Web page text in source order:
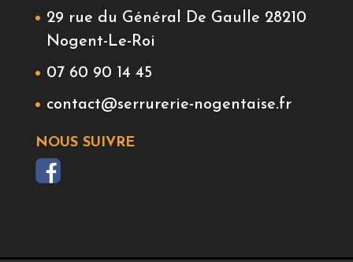
29 rue du Général De Gaulle 28210
Nogent-Le-Roi
07 60 90 14 45
contact@serrurerie-nogentaise.fr
NOUS SUIVRE